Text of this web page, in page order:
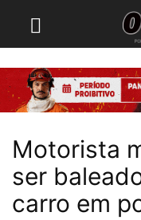
Motorista
ser
carro em